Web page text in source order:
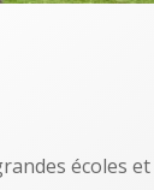
écoles